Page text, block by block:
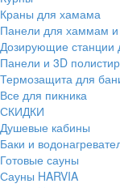
Краны для хамама
Панели для хаммам
Дозирующие станции
Панели и 3D
Термозащита для
Все для пикника
СКИДКИ
Душевые кабины
Баки и
Готовые сауны
Сауны HARVIA